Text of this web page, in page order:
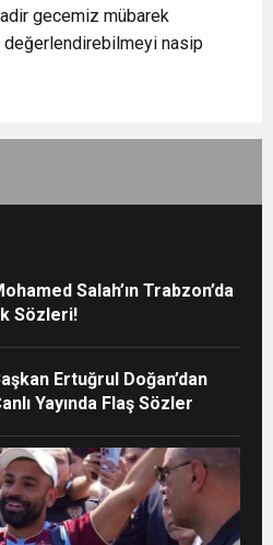
gecemiz mübarek
nasip
Salah’ın Trabzon’da
Sözleri!
Ertuğrul Doğan’dan
Yayında Flaş Sözler